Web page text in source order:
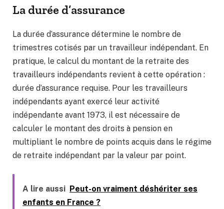
La durée d’assurance
La durée d’assurance détermine le nombre de
trimestres cotisés par un travailleur indépendant. En
pratique, le calcul du montant de la retraite des
travailleurs indépendants revient à cette opération :
durée d’assurance requise. Pour les travailleurs
indépendants ayant exercé leur activité
indépendante avant 1973, il est nécessaire de
calculer le montant des droits à pension en
multipliant le nombre de points acquis dans le régime
de retraite indépendant par la valeur par point.
A lire aussi Peut-on vraiment déshériter ses
enfants en France ?